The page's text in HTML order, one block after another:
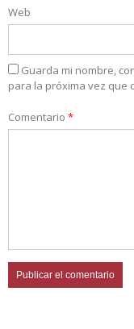
Web
Guarda mi nombre,
para la próxima vez que
Comentario *